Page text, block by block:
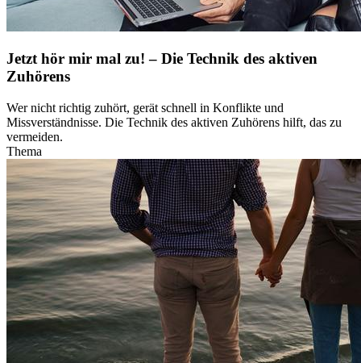
Jetzt hör mir mal zu! – Die Technik des aktiven
Zuhörens
Wer nicht richtig zuhört, gerät schnell in Konflikte und
Missverständnisse. Die Technik des aktiven Zuhörens hilft, das zu
vermeiden.
Thema